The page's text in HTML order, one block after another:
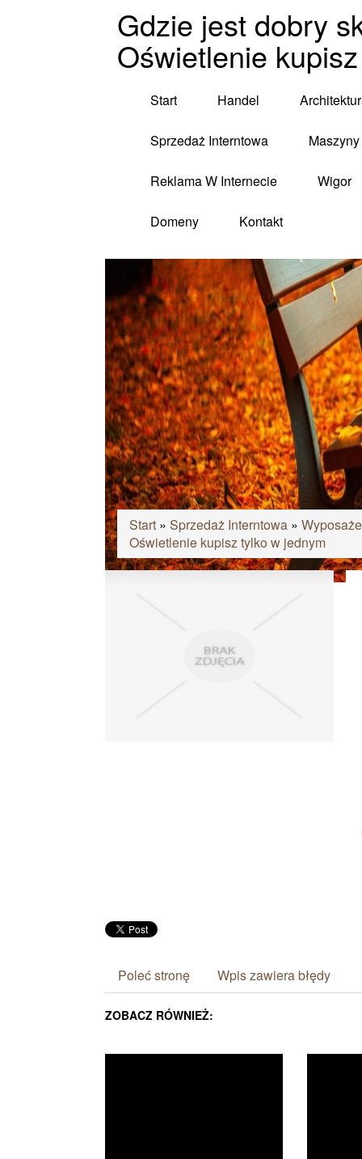
Gdzie jest dobry
Oświetlenie
Start Handel
Sprzedaż Interntowa
Reklama W Internecie Wigor
Domeny Kontakt
Start » Sprzedaż Interntowa »
Oświetlenie kupisz tylko w jednym
Poleć stronę Wpis zawiera błędy
ZOBACZ RÓWNIEŻ: